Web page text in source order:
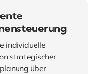
individuelle
strategischer
über